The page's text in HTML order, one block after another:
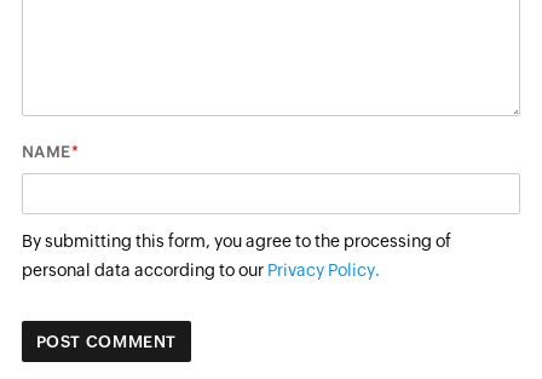
NAME*
By submitting this form, you agree to the processing of
personal data according to our Privacy Policy.